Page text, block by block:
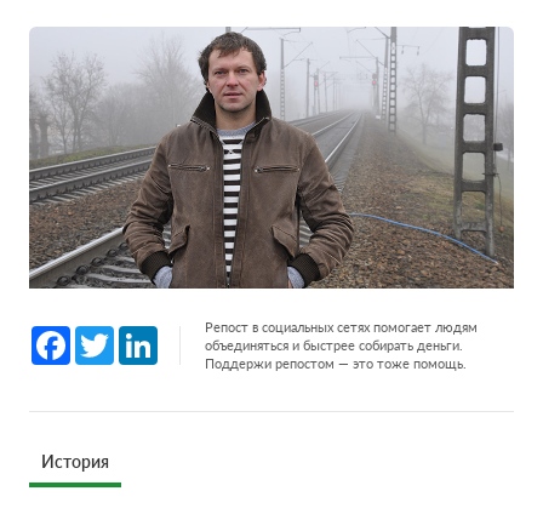
Facebook
Twitter LinkedInРепост в социальных сетях помогает людям
объединяться и быстрее собирать деньги.
Поддержи репостом — это тоже помощь.
История